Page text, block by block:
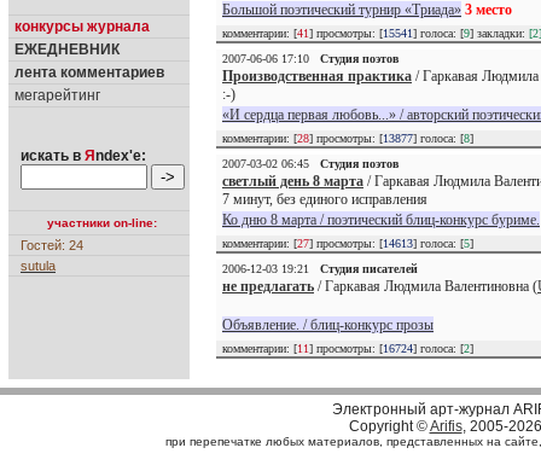
конкурсы журнала
ЕЖЕДНЕВНИК
лента комментариев
мегарейтинг
искать в Я ndex'е:
участники on-line:
Гостей: 24
sutula
Большой поэтический турнир «Триада» 3 место
комментарии: [41] просмотры: [15541] голоса: [9] закладки: [2]
2007-06-06 17:10
Студия поэтов
Производственная практика / Гаркавая Людмила
:-)
«И сердца первая любовь...» / авторский
комментарии: [28] просмотры: [13877] голоса: [8]
2007-03-02 06:45
Студия поэтов
светлый день 8 марта / Гаркавая Людмила
7 минут, без единого исправления
Ко дню 8 марта / поэтический блиц-конкурс буриме.
комментарии: [27] просмотры: [14613] голоса: [5]
2006-12-03 19:21
Студия писателей
не предлагать / Гаркавая Людмила Валентиновна (
Объявление. / блиц-конкурс прозы
комментарии: [11] просмотры: [16724] голоса: [2]
Электронный арт-журнал
Copyright ©Arifis, 2005-2026
при перепечатке любых материалов, представленных на